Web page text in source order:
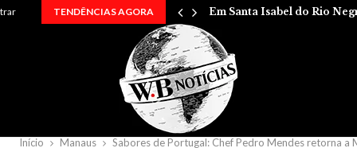
TENDÊNCIAS AGORA Em Santa Isabel do Rio
Início Manaus Sabores de Portugal: Chef Pedro Mendes retorna a